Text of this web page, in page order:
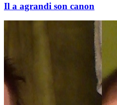
Il a agrandi son canon